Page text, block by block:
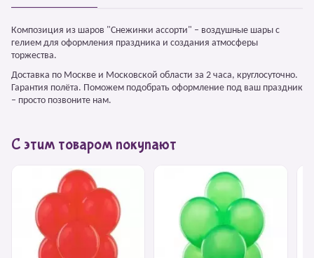
Композиция из шаров "Снежинки ассорти" – воздушные шары с
гелием для оформления праздника и создания атмосферы
торжества.
Доставка по Москве и Московской области за 2 часа, круглосуточно.
Гарантия полёта. Поможем подобрать оформление под ваш праздник
– просто позвоните нам.
С этим товаром покупают